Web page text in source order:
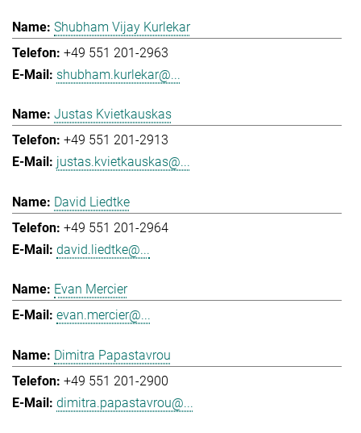
Shubham Vijay Kurlekar
+49 551 201-2963
shubham.kurlekar@...
Justas Kvietkauskas
+49 551 201-2913
justas.kvietkauskas@...
David Liedtke
+49 551 201-2964
david.liedtke@...
Evan Mercier
evan.mercier@...
Dimitra Papastavrou
+49 551 201-2900
dimitra.papastavrou@...